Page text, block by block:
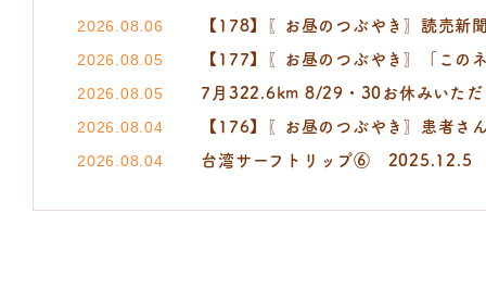
2026.08.06 【178】〖お昼のつぶやき〗読売新聞 小
2026.08.05 【177】〖お昼のつぶやき〗「この
2026.08.05 7月322.6km 8/29・30お休みいただ
2026.08.04 【176】〖お昼のつぶやき〗患者さ
2026.08.04 台湾サーフトリップ⑥ 2025.12.5